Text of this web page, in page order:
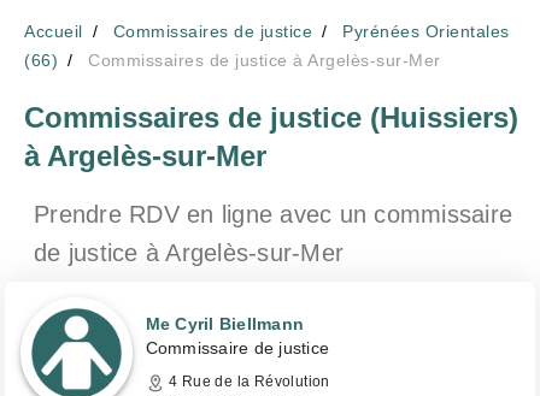
Accueil Commissaires de justice
Pyrénées Orientales
(66)
Commissaires de justice à Argelès-sur-Mer
Commissaires de justice (Huissiers)
à Argelès-sur-Mer
Prendre RDV en ligne avec un commissaire
de justice à Argelès-sur-Mer
Me Cyril Biellmann
Commissaire de justice
4 Rue de la Révolution